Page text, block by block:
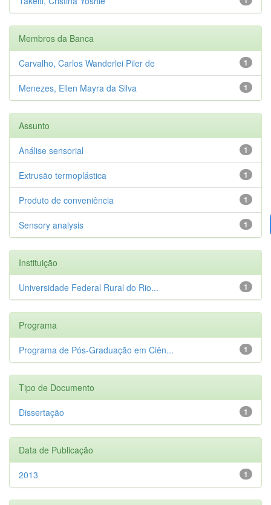
Membros da Banca
1
Carvalho, Carlos Wanderlei Piler de
1
Menezes, Ellen Mayra da Silva
Assunto
1
Análise sensorial
1
Extrusão termoplástica
1
Produto de conveniência
1
Sensory analysis
Instituição
1
Universidade Federal Rural do Rio...
Programa
1
Programa de Pós-Graduação em Ciên...
Tipo de Documento
1
Dissertação
Data de Publicação
1
2013